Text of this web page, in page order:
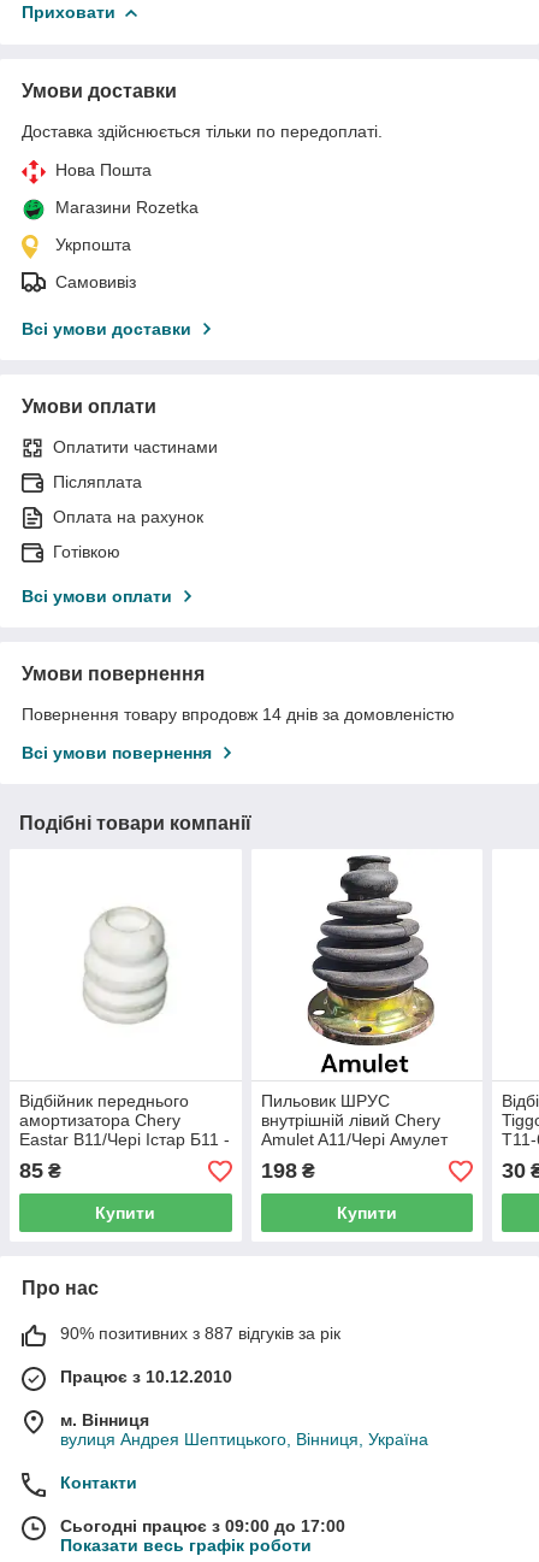
Приховати
Умови доставки
Доставка здійснюється тільки по передоплаті.
Нова Пошта
Магазини Rozetka
Укрпошта
Самовивіз
Всі умови доставки
Умови оплати
Оплатити частинами
Післяплата
Оплата на рахунок
Готівкою
Всі умови оплати
Умови повернення
Повернення товару впродовж 14 днів за домовленістю
Всі умови повернення
Подібні товари компанії
Відбійник переднього
амортизатора Chery
Eastar B11/Чері Істар Б11 -
B11-2901027
85 ₴
Купити
Пильовик ШРУС
внутрішній лівий Chery
Amulet A11/Чері Амулет
А11 - A11-XLB3AC2203040
198₴
Купити
30
Про нас
90% позитивних з 887 відгуків за рік
Працює з 10.12.2010
м. Вінниця
вулиця Андрея Шептицького, Вінниця, Україна
Контакти
Сьогодні працює з 09:00 до 17:00
Показати весь графік роботи